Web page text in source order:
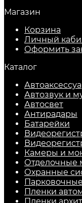
Магазин
Корзина
Личный
Оформить
Каталог
Автозвук и
Автосвет
Антирадары
Батарейки
Камеры и
Отделочные
Охранные
Пленки